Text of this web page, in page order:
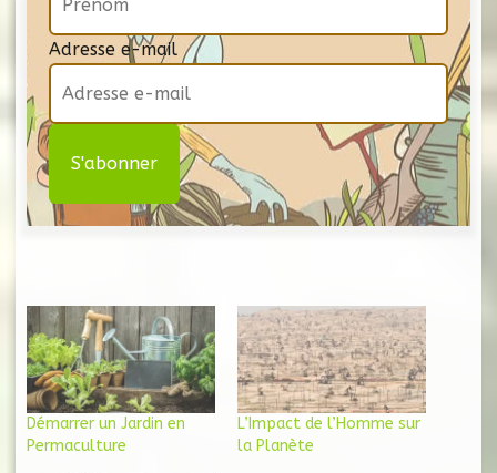
Adresse e-mail
Démarrer un Jardin en
Permaculture
L’Impact de l’Homme sur
la Planète